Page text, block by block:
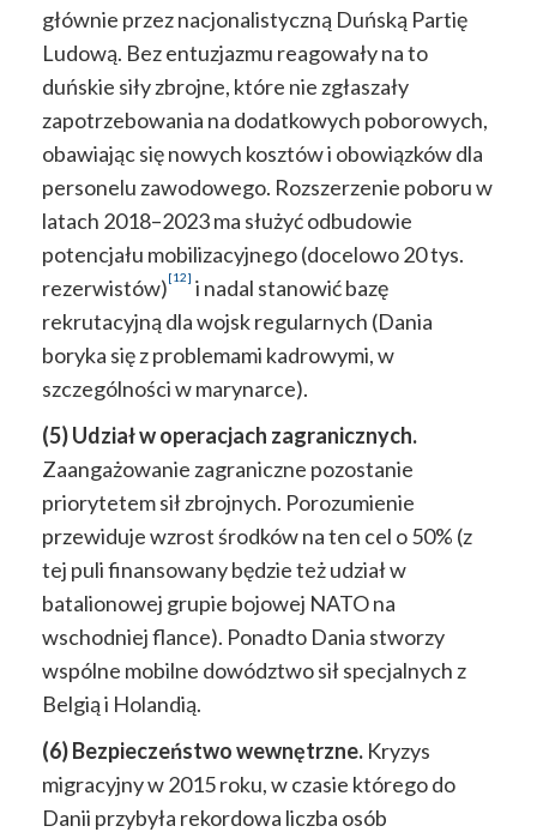
głównie przez nacjonalistyczną Duńską Partię
Ludową. Bez entuzjazmu reagowały na to
duńskie siły zbrojne, które nie zgłaszały
zapotrzebowania na dodatkowych poborowych,
obawiając się nowych kosztów i obowiązków dla
personelu zawodowego. Rozszerzenie poboru w
latach 2018–2023 ma służyć odbudowie
potencjału mobilizacyjnego (docelowo 20 tys.
rezerwistów)[12] i nadal stanowić bazę
rekrutacyjną dla wojsk regularnych (Dania
boryka się z problemami kadrowymi, w
szczególności w marynarce).
(5) Udział w operacjach zagranicznych.
Zaangażowanie zagraniczne pozostanie
priorytetem sił zbrojnych. Porozumienie
przewiduje wzrost środków na ten cel o 50% (z
tej puli finansowany będzie też udział w
batalionowej grupie bojowej NATO na
wschodniej flance). Ponadto Dania stworzy
wspólne mobilne dowództwo sił specjalnych z
Belgią i Holandią.
(6) Bezpieczeństwo wewnętrzne. Kryzys
migracyjny w 2015 roku, w czasie którego do
Danii przybyła rekordowa liczba osób